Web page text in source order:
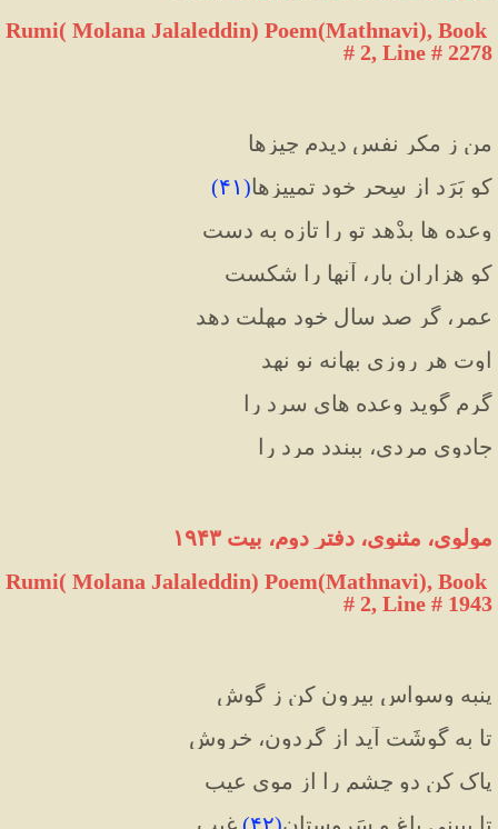
Rumi( Molana Jalaleddin) Poem(Mathnavi), Book
# 2, Line # 2278
من ز مکرِ نفس دیدم چیزها
کو بَرَد از سِحرِ خود تمییزها(۴۱)
وعده ها بدْهد تو را تازه به دست
کو هزاران بار، آنها را شکست
عمر، گر صد سال خود مهلت دهد
اوت هر روزی بهانه نو نهد
گرم گوید وعده های سرد را
جادوی مردی، ببندد مرد را
مولوی، مثنوی، دفتر دوم، بیت ۱۹۴۳
Rumi( Molana Jalaleddin) Poem(Mathnavi), Book
# 2, Line # 1943
پنبه وسواس بیرون کن ز گوش
تا به گوشَت آید از گردون، خروش
پاک کن دو چشم را از موی عیب